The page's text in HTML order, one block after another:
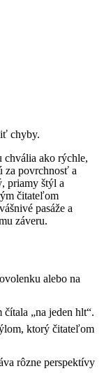
chyby.
chvália ako rýchle,
za povrchnosť a
priamy štýl a
čitateľom
pasáže a
záveru.
alebo na
„na jeden hlt“.
ktorý čitateľom
rôzne perspektívy